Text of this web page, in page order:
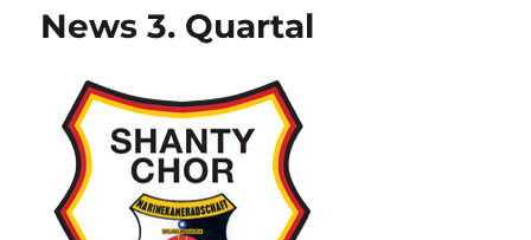
News 3. Quartal